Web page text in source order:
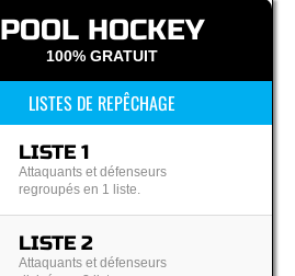
POOL HOCKEY
100% GRATUIT
LISTES DE REPÊCHAGE
LISTE 1
Attaquants et défenseurs
regroupés en 1 liste.
LISTE 2
Attaquants et défenseurs